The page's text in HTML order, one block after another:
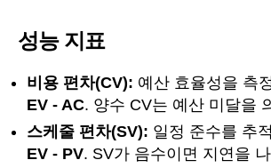
성능 지표
비용 편차(CV): 예산 효율성을 측
EV - AC. 양수 CV는 예산 미달을
스케줄 편차(SV): 일정 준수를 추
EV - PV. SV가 음수이면 지연을